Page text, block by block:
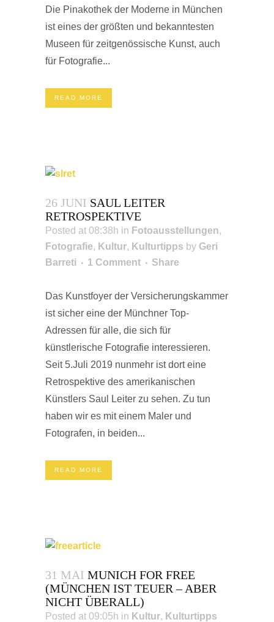
Die Pinakothek der Moderne in München
ist eines der größten und bekanntesten
Museen für zeitgenössische Kunst, auch
für Fotografie...
READ MORE
26 JUNI SAUL LEITER
RETROSPEKTIVE
Posted at 08:38h in Fotoausstellungen,
Fotografie, Kultur, Kulturtipps by Geri
Barreti
1 Comment Share
Das Kunstfoyer der Versicherungskammer
ist sicher eine der Münchner Top-
Adressen für alle, die sich für
künstlerische Fotografie interessieren.
Seit 5.Juli 2019 nunmehr ist dort eine
Retrospektive des amerikanischen
Künstlers Saul Leiter zu sehen. Zu tun
haben wir es mit einem Maler und
Fotografen, in beiden...
READ MORE
31 MAI MUNICH FOR FREE
(MÜNCHEN IST TEUER – ABER
NICHT ÜBERALL)
Posted at 09:05h in Kultur, Kulturtipps